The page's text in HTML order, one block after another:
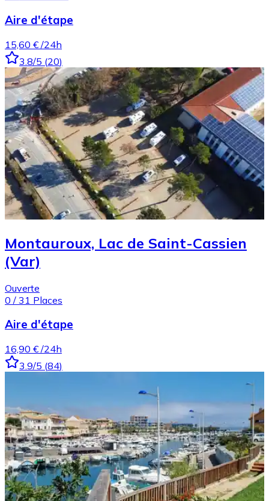
Aire d'étape
15,60 € /24h
3.8/5 (20)
Montauroux, Lac de Saint-Cassien
(Var)
Ouverte
0 / 31 Places
Aire d'étape
16,90 € /24h
3.9/5 (84)